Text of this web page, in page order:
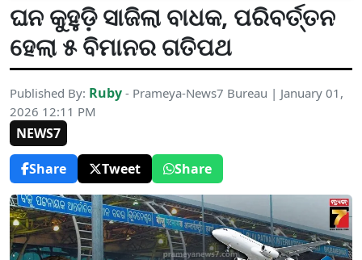
ଘନ କୁହୁଡ଼ି ସାଜିଲା ବାଧକ, ପରିବର୍ତ୍ତନ
ହେଲା ୫ ବିମାନର ଗତିପଥ
Published By: Ruby - Prameya-News7 Bureau | January 01,
2026 12:11 PM
NEWS7
Share
Tweet Share